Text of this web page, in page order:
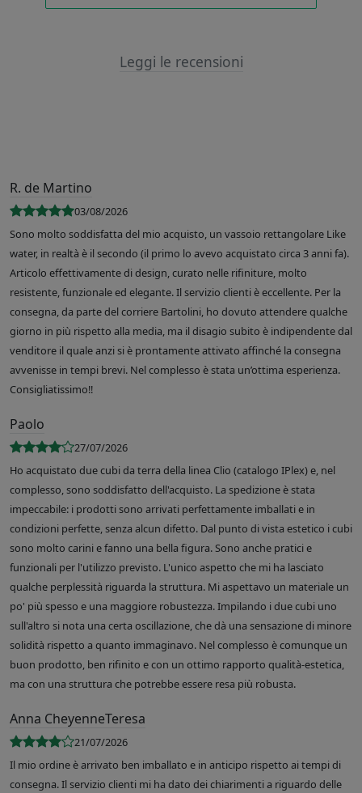
Leggi le recensioni
R. de Martino
03/08/2026
Sono molto soddisfatta del mio acquisto, un vassoio rettangolare Like
water, in realtà è il secondo (il primo lo avevo acquistato circa 3 anni fa).
Articolo effettivamente di design, curato nelle rifiniture, molto
resistente, funzionale ed elegante. Il servizio clienti è eccellente. Per la
consegna, da parte del corriere Bartolini, ho dovuto attendere qualche
giorno in più rispetto alla media, ma il disagio subito è indipendente dal
venditore il quale anzi si è prontamente attivato affinché la consegna
avvenisse in tempi brevi. Nel complesso è stata un’ottima esperienza.
Consigliatissimo!!
Paolo
27/07/2026
Ho acquistato due cubi da terra della linea Clio (catalogo IPlex) e, nel
complesso, sono soddisfatto dell'acquisto. La spedizione è stata
impeccabile: i prodotti sono arrivati perfettamente imballati e in
condizioni perfette, senza alcun difetto. Dal punto di vista estetico i cubi
sono molto carini e fanno una bella figura. Sono anche pratici e
funzionali per l'utilizzo previsto. L'unico aspetto che mi ha lasciato
qualche perplessità riguarda la struttura. Mi aspettavo un materiale un
po' più spesso e una maggiore robustezza. Impilando i due cubi uno
sull'altro si nota una certa oscillazione, che dà una sensazione di minore
solidità rispetto a quanto immaginavo. Nel complesso è comunque un
buon prodotto, ben rifinito e con un ottimo rapporto qualità-estetica,
ma con una struttura che potrebbe essere resa più robusta.
Anna CheyenneTeresa
21/07/2026
Il mio ordine è arrivato ben imballato e in anticipo rispetto ai tempi di
consegna. Il servizio clienti mi ha dato dei chiarimenti a riguardo delle